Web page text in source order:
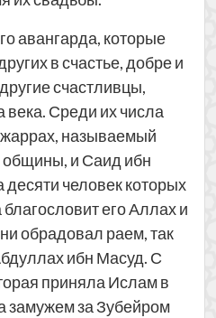
авангарда, которые
в счастье, добре и
счастливцы,
Среди их числа
называемый
общины, и Саид ибн
десяти человек которых
его Аллах и
обрадовал раем, так
ибн Масуд. С
приняла Ислам в
замужем за Зубейром